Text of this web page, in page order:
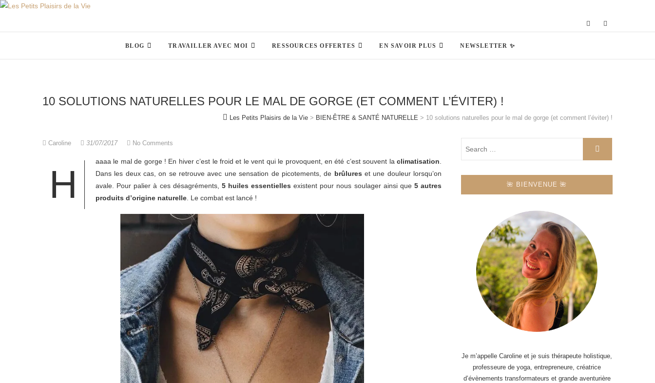
Skip
BLOG TRAVAILLER AVEC MOI RESSOURCES OFFERTES EN SAVOIR PLUS NEWSLETTER ✨
10 SOLUTIONS NATURELLES POUR LE MAL DE GORGE (ET COMMENT L’ÉVITER) !
Les Petits Plaisirs de la Vie > BIEN-ÊTRE & SANTÉ NATURELLE > 10 solutions naturelles pour le mal de gorge (et comment l’éviter) !
Caroline 31/07/2017 No Comments
H
aaaa le mal de gorge ! En hiver c’est le froid et le vent qui le provoquent, en été c’est souvent la climatisation
Dans les deux cas, on se retrouve avec une sensation de picotements, de brûlures et une douleur lorsqu’on
avale. Pour palier à ces désagréments, 5 huiles essentielles existent pour nous soulager ainsi que 5 autres
produits d’origine naturelle . Le combat est lancé !
🌺 BIENVENUE 🌺
Je m’appelle Caroline et je suis thérapeute holistique,
professeure de yoga, entrepreneure, créatrice
d’évènements transformateurs et grande aventurière